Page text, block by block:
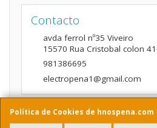
Política de Cookies de hnospena.com
Contacto
avda ferrol nº35 Viveiro
15570 Rua Cristobal colon
981386695
electropena1@gmail.com
Horario